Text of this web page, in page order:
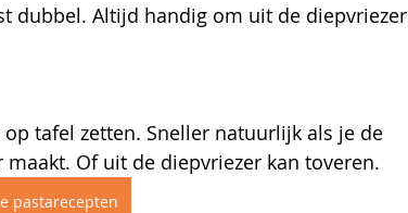
dubbel. Altijd handig om uit de diepvriezer
tafel zetten. Sneller natuurlijk als je de
Of uit de diepvriezer kan toveren.
pastarecepten